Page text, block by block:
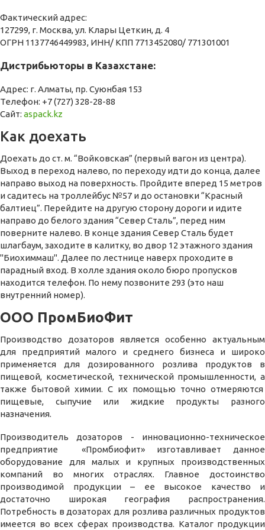
Фактический адрес:
127299, г. Москва, ул. Клары Цеткин, д. 4
ОГРН 1137746449983, ИНН/ КПП 7713452080/ 771301001
Дистрибьюторы в Казахстане:
Адрес: г. Алматы, пр. Суюнбая 153
Телефон: +7 (727) 328-28-88
Сайт: aspack.kz
Как доехать
Доехать до ст. м. “Войковская” (первый вагон из центра).
Выход в переход налево, по переходу идти до конца, далее
направо выход на поверхность. Пройдите вперед 15 метров
и садитесь на троллейбус №57 и до остановки “Красный
балтиец”. Перейдите на другую сторону дороги и идите
направо до белого здания “Север Сталь”, перед ним
поверните налево. В конце здания Север Сталь будет
шлагбаум, заходите в калитку, во двор 12 этажного здания
"Биохиммаш". Далее по лестнице наверх проходите в
парадный вход. В холле здания около бюро пропусков
находится телефон. По нему позвоните 293 (это наш
внутренний номер).
ООО ПромБиоФит
Производство дозаторов является особенно актуальным
для предприятий малого и среднего бизнеса и широко
применяется для дозированного розлива продуктов в
пищевой, косметической, технической промышленности, а
также бытовой химии. С их помощью точно отмеряются
пищевые, сыпучие или жидкие продукты разного
назначения.
Производитель дозаторов - инновационно-техническое
предприятие «Промбиофит» изготавливает данное
оборудование для малых и крупных производственных
компаний во многих отраслях. Главное достоинство
производимой продукции – ее высокое качество и
достаточно широкая география распространения.
Потребность в дозаторах для розлива различных продуктов
имеется во всех сферах производства. Каталог продукции